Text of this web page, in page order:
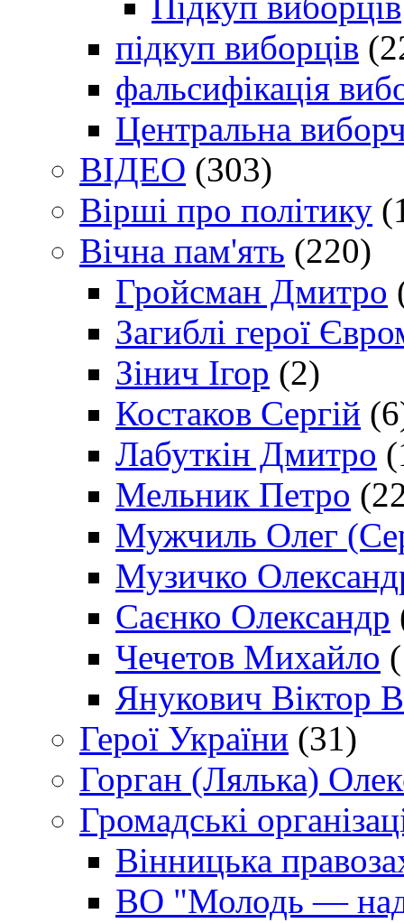
підкуп виборців
фальсифікація
Центральна
ВІДЕО (303)
Вірші про політику
Вічна пам'ять (220)
Гройсман Дмитро
Загиблі герої
Зінич Ігор (2)
Костаков Сергій
Лабуткін Дмитро
Мельник Петро
Мужчиль Олег
Музичко
Саєнко Олександр
Чечетов Михайло
Янукович Віктор
Герої України (31)
Горган (Лялька)
Громадські
Вінницька
ВО "Молодь —